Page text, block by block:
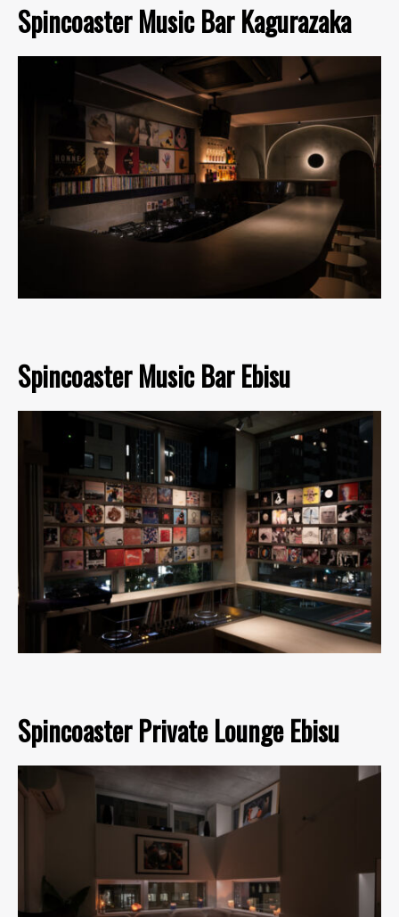
Spincoaster Music Bar Kagurazaka
Spincoaster Music Bar Ebisu
Spincoaster Private Lounge Ebisu